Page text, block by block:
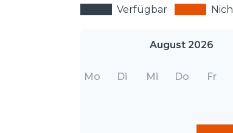
Verfügbar
August 2026
Mo Di Mi Do Fr